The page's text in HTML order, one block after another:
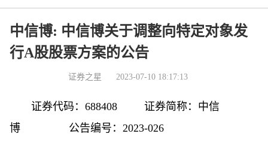
中信博: 中信博关于调整向特定对象发
行A股股票方案的公告
证券之星 2023-07-10 18:17:13
证券代码：688408 证券简称：中信
博 公告编号：2023-026